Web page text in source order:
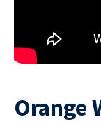
Orange